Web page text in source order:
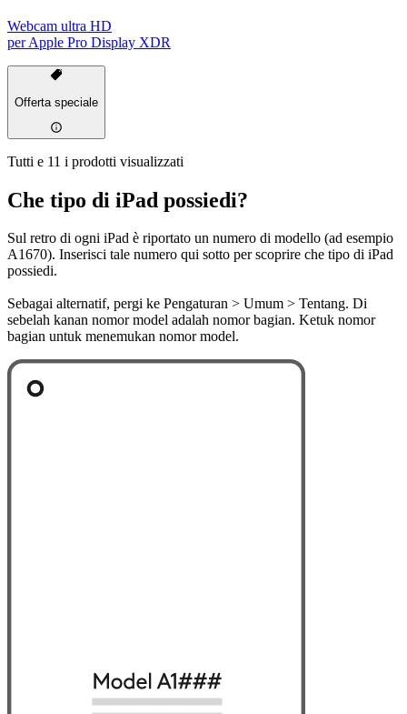
Webcam ultra HD
per Apple Pro Display XDR
Offerta speciale
Tutti e 11 i prodotti visualizzati
Che tipo di iPad possiedi?
Sul retro di ogni iPad è riportato un numero di modello (ad esempio
A1670). Inserisci tale numero qui sotto per scoprire che tipo di iPad
possiedi.
Sebagai alternatif, pergi ke Pengaturan > Umum > Tentang. Di
sebelah kanan nomor model adalah nomor bagian. Ketuk nomor
bagian untuk menemukan nomor model.